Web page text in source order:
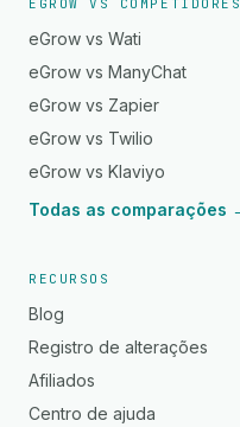
EGROW VS COMPETIDORES
eGrow vs Wati
eGrow vs ManyChat
eGrow vs Zapier
eGrow vs Twilio
eGrow vs Klaviyo
Todas as comparações
RECURSOS
Blog
Registro de alterações
Afiliados
Centro de ajuda